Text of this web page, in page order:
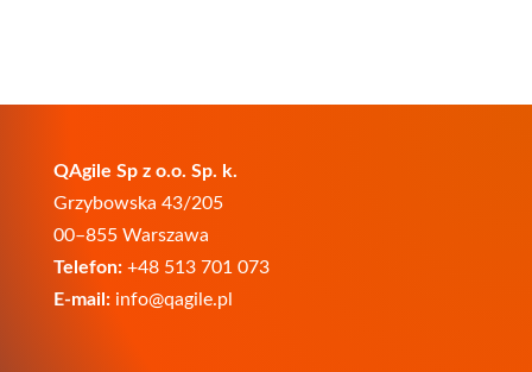
QAgile Sp z o.o. Sp. k.
Grzybowska 43/205
00–855 Warszawa
Telefon: +48 513 701 073
E-mail: info@qagile.pl